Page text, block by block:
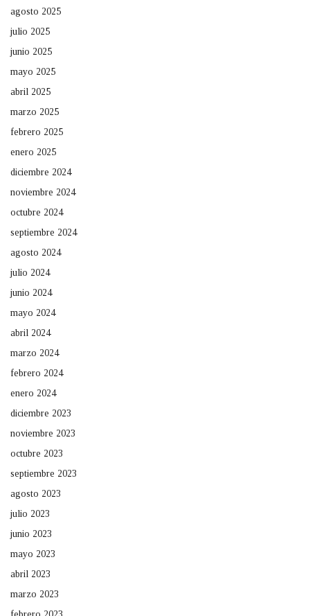
agosto 2025
julio 2025
junio 2025
mayo 2025
abril 2025
marzo 2025
febrero 2025
enero 2025
diciembre 2024
noviembre 2024
octubre 2024
septiembre 2024
agosto 2024
julio 2024
junio 2024
mayo 2024
abril 2024
marzo 2024
febrero 2024
enero 2024
diciembre 2023
noviembre 2023
octubre 2023
septiembre 2023
agosto 2023
julio 2023
junio 2023
mayo 2023
abril 2023
marzo 2023